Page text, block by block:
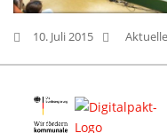
10. Juli 2015